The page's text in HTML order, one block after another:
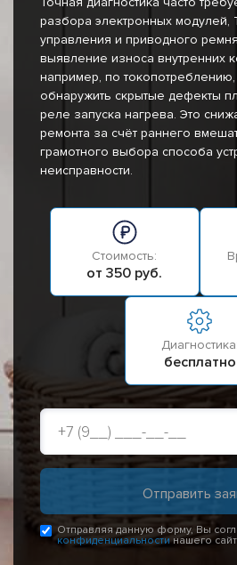
разбора электронных модулей,
управления и приводного
выявление износа внутренних
например, по
обнаружить скрытые дефекты
реле запуска нагрева. Это
ремонта за счёт раннего
грамотного выбора способа
неисправности.
Стоимость:
от 350 руб.
Диагностика:
бесплатно
Отправляя данную форму, Вы
конфиденциальностинашего